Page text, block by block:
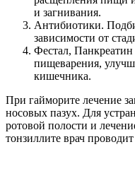
и загнивания.
Антибиотики.
зависимости от
Фестал,
пищеварения,
кишечника.
При гайморите лечение
носовых пазух. Для
ротовой полости и
тонзиллите врач